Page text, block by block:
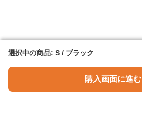
選択中の商品: S / ブラック
購入画面に進む
選択中の商品: S / ブラック
購入画面に進む